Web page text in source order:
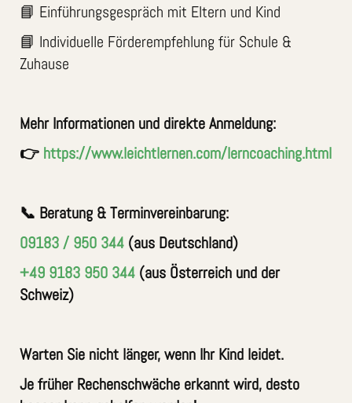
📘 Einführungsgespräch mit Eltern und Kind
📘 Individuelle Förderempfehlung für Schule &
Zuhause
Mehr Informationen und direkte Anmeldung:
👉 https://www.leichtlernen.com/lerncoaching.html
📞 Beratung & Terminvereinbarung:
09183 / 950 344 (aus Deutschland)
+49 9183 950 344 (aus Österreich und der
Schweiz)
Warten Sie nicht länger, wenn Ihr Kind leidet.
Je früher Rechenschwäche erkannt wird, desto